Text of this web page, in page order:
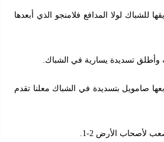
طريقها للشباك لولا المدافع فلامنجو الذي أبعدها
منه ويتابعها صامويل بتسديدة في الشباك معلنا تقدم
لأصحاب الأرض 2-1.